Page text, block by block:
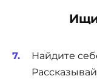
Найдите